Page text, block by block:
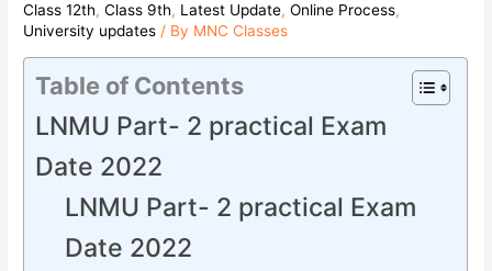
Class 12th,Class 9th, Latest Update,Online Process,
University updates / By MNC Classes
Table of Contents
LNMU Part- 2 practical Exam
Date 2022
LNMU Part- 2 practical Exam
Date 2022